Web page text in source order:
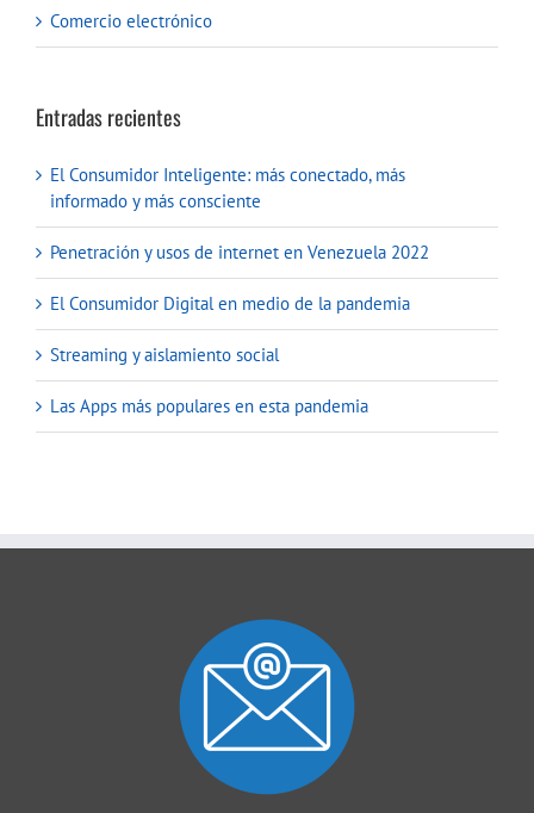
Comercio electrónico
Entradas recientes
El Consumidor Inteligente: más conectado, más
informado y más consciente
Penetración y usos de internet en Venezuela 2022
El Consumidor Digital en medio de la pandemia
Streaming y aislamiento social
Las Apps más populares en esta pandemia